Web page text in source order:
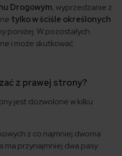
Drogowym, wyprzedzanie z
tylko w ściśle określonych
poniżej. W pozostałych
i może skutkować
z prawej strony?
jest dozwolone w kilku
z co najmniej dwoma
ma przynajmniej dwa pasy